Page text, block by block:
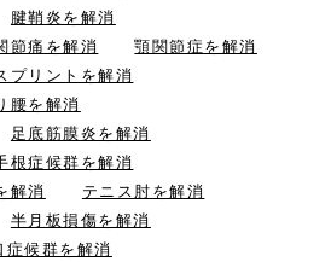
腱鞘炎を解消
節痛を解消
顎関節症を解消
プリントを解消
腰を解消
足底筋膜炎を解消
根症候群を解消
解消
テニス肘を解消
半月板損傷を解消
症候群を解消